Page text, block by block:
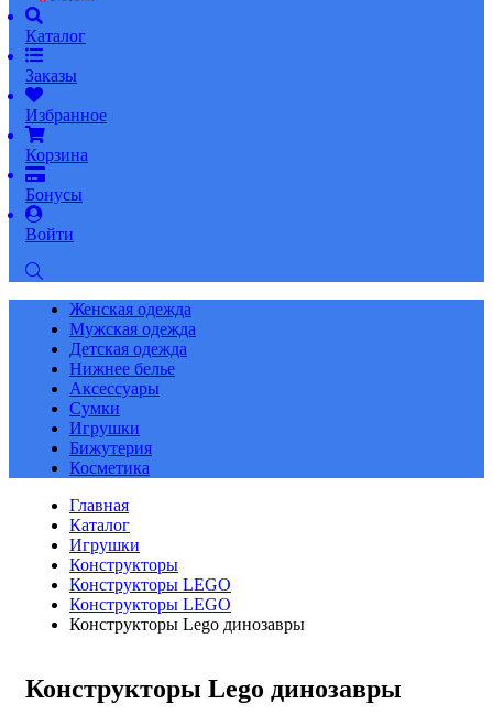
Каталог
Заказы
Избранное
Корзина
Бонусы
Войти
Женская одежда
Мужская одежда
Детская одежда
Нижнее белье
Аксессуары
Сумки
Игрушки
Бижутерия
Косметика
Главная
Каталог
Игрушки
Конструкторы
Конструкторы LEGO
Конструкторы LEGO
Конструкторы Lego динозавры
Конструкторы Lego динозавры